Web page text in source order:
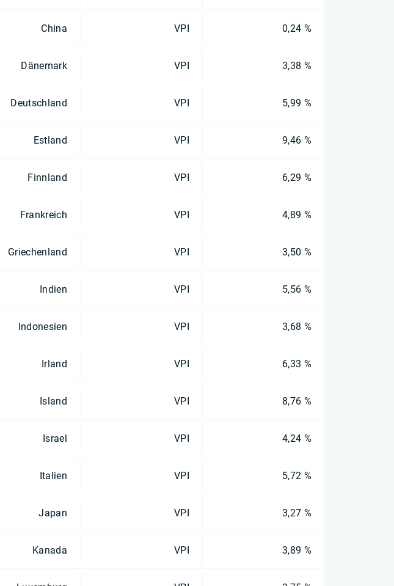
China VPI 0,24 %
Dänemark VPI 3,38 %
Deutschland VPI 5,99 %
Estland VPI 9,46 %
Finnland VPI 6,29 %
Frankreich VPI 4,89 %
Griechenland VPI 3,50 %
Indien VPI 5,56 %
Indonesien VPI 3,68 %
Irland VPI 6,33 %
Island VPI 8,76 %
Israel VPI 4,24 %
Italien VPI 5,72 %
Japan VPI 3,27 %
Kanada VPI 3,89 %